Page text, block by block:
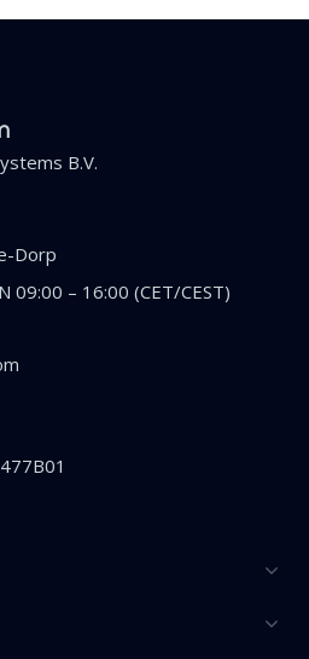
B.V.
Dorp
09:00 – 16:00 (CET/CEST)